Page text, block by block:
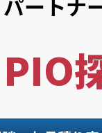
パートナ
PIO